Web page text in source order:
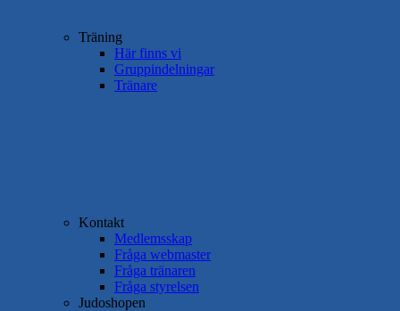
Träning
Här finns vi
Gruppindelningar
Tränare
Kontakt
Medlemsskap
Fråga webmaster
Fråga tränaren
Fråga styrelsen
Judoshopen